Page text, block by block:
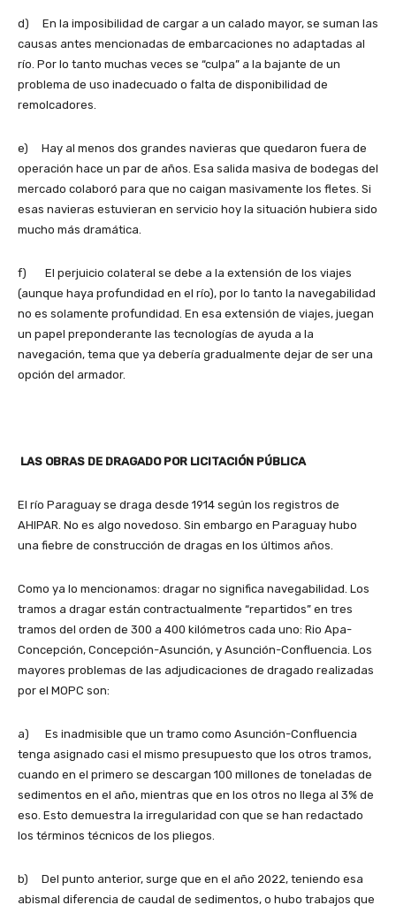
d) En la imposibilidad de cargar a un calado mayor, se suman las
causas antes mencionadas de embarcaciones no adaptadas al
río. Por lo tanto muchas veces se “culpa” a la bajante de un
problema de uso inadecuado o falta de disponibilidad de
remolcadores.
e) Hay al menos dos grandes navieras que quedaron fuera de
operación hace un par de años. Esa salida masiva de bodegas del
mercado colaboró para que no caigan masivamente los fletes. Si
esas navieras estuvieran en servicio hoy la situación hubiera sido
mucho más dramática.
f) El perjuicio colateral se debe a la extensión de los viajes
(aunque haya profundidad en el río), por lo tanto la navegabilidad
no es solamente profundidad. En esa extensión de viajes, juegan
un papel preponderante las tecnologías de ayuda a la
navegación, tema que ya debería gradualmente dejar de ser una
opción del armador.
LAS OBRAS DE DRAGADO POR LICITACIÓN PÚBLICA
El río Paraguay se draga desde 1914 según los registros de
AHIPAR. No es algo novedoso. Sin embargo en Paraguay hubo
una fiebre de construcción de dragas en los últimos años.
Como ya lo mencionamos: dragar no significa navegabilidad. Los
tramos a dragar están contractualmente “repartidos” en tres
tramos del orden de 300 a 400 kilómetros cada uno: Rio Apa-
Concepción, Concepción-Asunción, y Asunción-Confluencia. Los
mayores problemas de las adjudicaciones de dragado realizadas
por el MOPC son:
a) Es inadmisible que un tramo como Asunción-Confluencia
tenga asignado casi el mismo presupuesto que los otros tramos,
cuando en el primero se descargan 100 millones de toneladas de
sedimentos en el año, mientras que en los otros no llega al 3% de
eso. Esto demuestra la irregularidad con que se han redactado
los términos técnicos de los pliegos.
b) Del punto anterior, surge que en el año 2022, teniendo esa
abismal diferencia de caudal de sedimentos, o hubo trabajos que